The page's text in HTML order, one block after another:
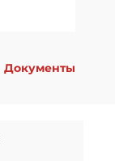
Документы